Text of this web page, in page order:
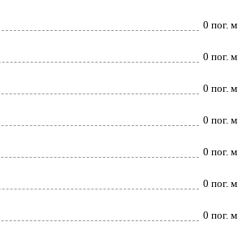
0 пог. м
0 пог. м
0 пог. м
0 пог. м
0 пог. м
0 пог. м
0 пог. м